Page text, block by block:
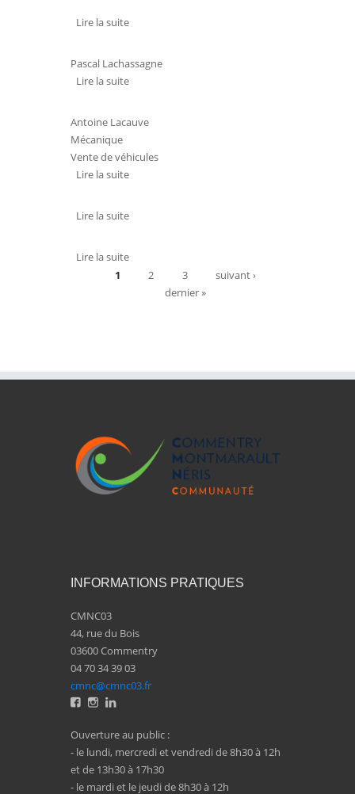
Lire la suitede SAF
Pascal Lachassagne
Lire la suitede GARAGE EUROREPAR
Antoine Lacauve
Mécanique
Vente de véhicules
Lire la suitede GARAGE PEUGEOT
Lire la suitede BERNARD MARTIN
Lire la suitede FRANCOIS AUGAGNEUR
Pages
1 2 3
suivant ›
dernier »
INFORMATIONS PRATIQUES
CMNC03
44, rue du Bois
03600 Commentry
04 70 34 39 03
cmnc@cmnc03.fr
Ouverture au public :
- le lundi, mercredi et vendredi de 8h30 à 12h
et de 13h30 à 17h30
- le mardi et le jeudi de 8h30 à 12h